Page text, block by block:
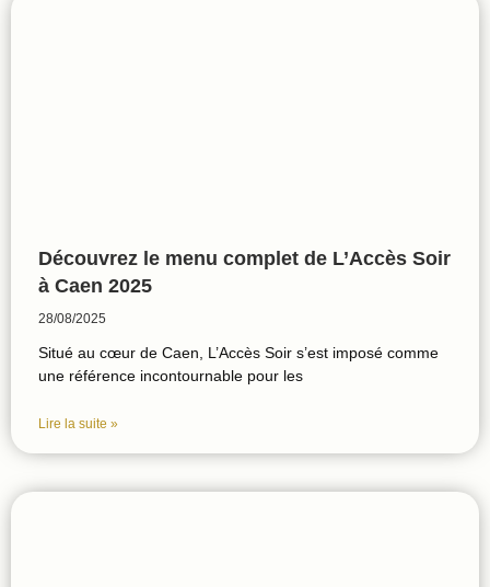
Découvrez le menu complet de L’Accès Soir
à Caen 2025
28/08/2025
Situé au cœur de Caen, L’Accès Soir s’est imposé comme
une référence incontournable pour les
Lire la suite »